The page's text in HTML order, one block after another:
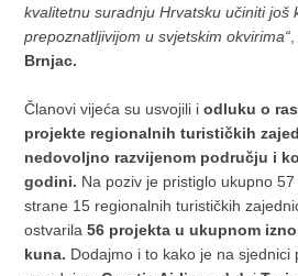
kvalitetnu suradnju Hrvatsku učiniti još
prepoznatljivijom u svjetskim okvirima“
Brnjac.
Članovi vijeća su usvojili iodluku o
projekte regionalnih turističkih
nedovoljno razvijenom području i
godini. Na poziv je pristiglo ukupno
strane 15 regionalnih turističkih
ostvarila56 projekta u ukupnom
kuna. Dodajmo i to kako je na sjednici